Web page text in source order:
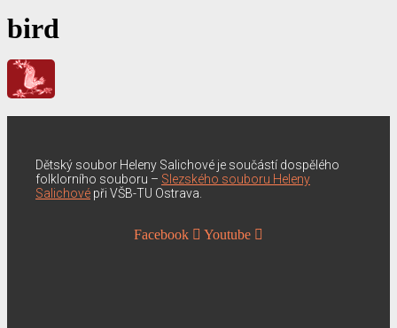
bird
Dětský soubor Heleny Salichové je součástí dospělého
folklorního souboru – Slezského souboru Heleny
Salichové při VŠB-TU Ostrava.
Facebook Youtube